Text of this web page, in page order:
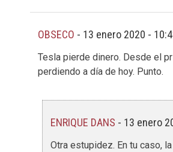
OBSECO - 13 enero 2020 -
Tesla pierde dinero. Desde el
perdiendo a día de hoy. Punto.
ENRIQUE DANS - 13 enero
Otra estupidez. En tu caso,